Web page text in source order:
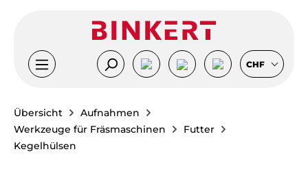
CHF
Übersicht
Aufnahmen
Werkzeuge für Fräsmaschinen
Futter
Kegelhülsen